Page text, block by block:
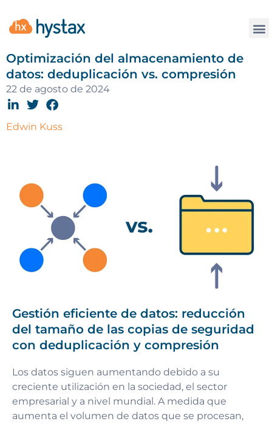
Optimización del almacenamiento de
datos: deduplicación vs. compresión
22 de agosto de 2024
Edwin Kuss
Gestión eficiente de datos: reducción
del tamaño de las copias de seguridad
con deduplicación y compresión
Los datos siguen aumentando debido a su
creciente utilización en la sociedad, el sector
empresarial y a nivel mundial. A medida que
aumenta el volumen de datos que se procesan,